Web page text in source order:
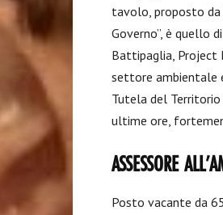
tavolo, proposto da
Governo”, è quello
Battipaglia, Project
settore ambientale
Tutela del Territorio
ultime ore,
ASSESSORE
Posto vacante da